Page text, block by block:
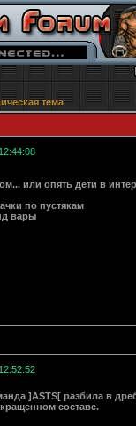
тема
или опять дети в
по пустякам
вары
]ASTS[ разбила в
составе.